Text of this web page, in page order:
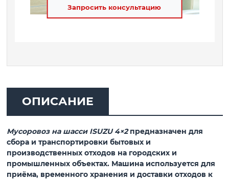
Запросить консультацию
ОПИСАНИЕ
Мусоровоз на шасси ISUZU 4×2предназначен для
сбора и транспортировки бытовых и
производственных отходов на городских и
промышленных объектах. Машина используется для
приёма, временного хранения и доставки отходов к